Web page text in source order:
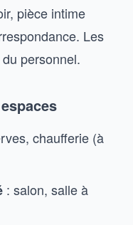
pièce intime
Les
personnel.
chaufferie (à
: salon, salle à